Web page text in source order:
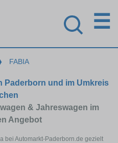
☰
FABIA
Paderborn und im Umkreis
& Jahreswagen im
Angebot
bei Automarkt-Paderborn.de gezielt